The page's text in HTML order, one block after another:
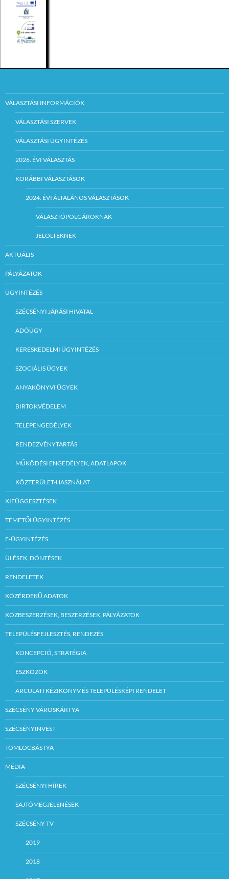
VÁLASZTÁSI INFORMÁCIÓK
VÁLASZTÁSI SZERVEK
VÁLASZTÁSI ÜGYINTÉZÉS
2026. ÉVI VÁLASZTÁS
KORÁBBI VÁLASZTÁSOK
2024. ÉVI ÁLTALÁNOS VÁLASZTÁSOK
VÁLASZTÓPOLGÁROKNAK
JELÖLTEKNEK
AKTUÁLIS
PÁLYÁZATOK
ÜGYINTÉZÉS
SZÉCSÉNYI JÁRÁSI HIVATAL
ADÓÜGY
KERESKEDELMI ÜGYINTÉZÉS
SZOCIÁLIS ÜGYEK
ANYAKÖNYVI ÜGYEK
BIRTOKVÉDELEM
TELEPENGEDÉLYEK
RENDEZVÉNYTARTÁS
MŰKÖDÉSI ENGEDÉLYEK, ADATLAPOK
KÖZTERÜLET-HASZNÁLAT
KIFÜGGESZTÉSEK
TEMETŐI ÜGYINTÉZÉS
E-ÜGYINTÉZÉS
ÜLÉSEK, DÖNTÉSEK
RENDELETEK
KÖZÉRDEKŰ ADATOK
KÖZBESZERZÉSEK, BESZERZÉSEK, PÁLYÁZATOK
TELEPÜLÉSFEJLESZTÉS, RENDEZÉS
KONCEPCIÓ, STRATÉGIA
ESZKÖZÖK
ARCULATI KÉZIKÖNYV ÉS TELEPÜLÉSKÉPI RENDELET
SZÉCSÉNY VÁROSKÁRTYA
SZÉCSÉNYINVEST
TÖMLÖCBÁSTYA
MÉDIA
SZÉCSÉNYI HÍREK
SAJTÓMEGJELENÉSEK
SZÉCSÉNY TV
2019
2018